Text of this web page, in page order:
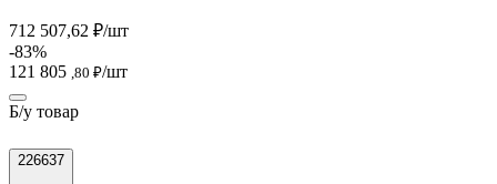
712 507,62 ₽/шт
-83%
121 805 ,80 ₽/шт
Б/у товар
226637